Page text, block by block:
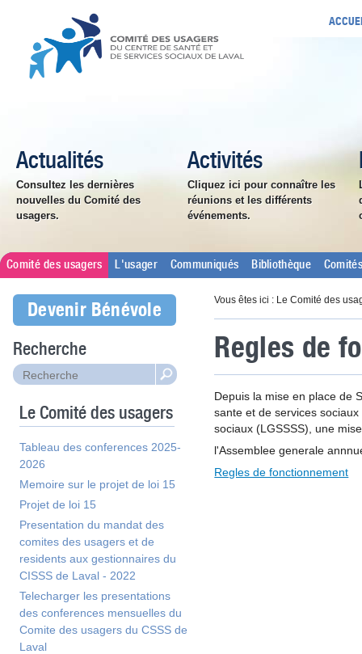
Actualités
Consultez les dernières
nouvelles du Comité des
usagers.
Activités
Cliquez ici pour connaître les
réunions et les différents
événements.
Comité des usagers L'usager Communiqués Bibliothèque
Devenir Bénévole
Recherche
Le Comité des usagers
Tableau des conferences 2025-
2026
Memoire sur le projet de loi 15
Projet de loi 15
Presentation du mandat des
comites des usagers et de
residents aux gestionnaires du
CISSS de Laval - 2022
Telecharger les presentations
des conferences mensuelles du
Comite des usagers du CSSS de
Laval
Vous êtes ici : Le Comité des
Regles de
Depuis la mise en place de
sante et de services
sociaux (LGSSSS), une
l'Assemblee generale
Regles de fonctionnement